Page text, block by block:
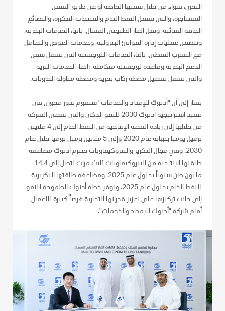
البحري، سواء من خلال سفنها الخاصة أو عن طريق السفن
المستأجرة، والتي تشمل النفط الخام والمنتجات المكررة، والبضائع
الجافة السائبة، ونقل الغاز الطبيعي المسال. ثانياً، الخدمات البحرية،
وتتضمن عمليات إدارة الموانئ البترولية، وخدمات الغوص والتعامل
مع التسرب النفطي. ثالثاً، الخدمات اللوجستية التي تشمل سفن
الدعم البحرية وقاعدة لوجستية متكاملة. رابعاً، الخدمات البرية
والتي تشمل تشغيل محطة ركاب بحرية ومحطة مناولة الحاويات.
يشار إلى أن "أدنوك للإمداد والخدمات" ستقوم بدور محوري في
تنفيذ استراتيجية أدنوك 2030 للنمو الذكي والتي تسعى الشركة
من خلالها إلى زيادة السعة الإنتاجية من النفط الخام إلى 4 ملايين
برميل يومياً بنهاية عام 2020 وإلى 5 ملايين برميل يومياً خلال عام
2030. وفي مجال التكرير والبتروكيماويات تعتزم أدنوك مضاعفة
طاقتها الإنتاجية من البتروكيماويات ثلاث مرات لتصل إلى 14.4
مليون طن سنوياً بحلول عام 2025، ومضاعفة طاقتها التكريرية
للنفط الخام بحلول عام 2025. وتوفر خطة أدنوك الطموحة للنمو
إلى جانب تركيزها على تعزيز قدراتها التجارية فرصاً كبيرة للأعمال
أمام شركة "أدنوك للإمداد والخدمات".